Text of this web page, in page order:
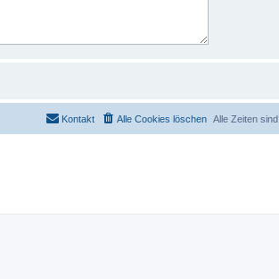
Alle Zeiten sind
Alle Cookies löschen
Kontakt